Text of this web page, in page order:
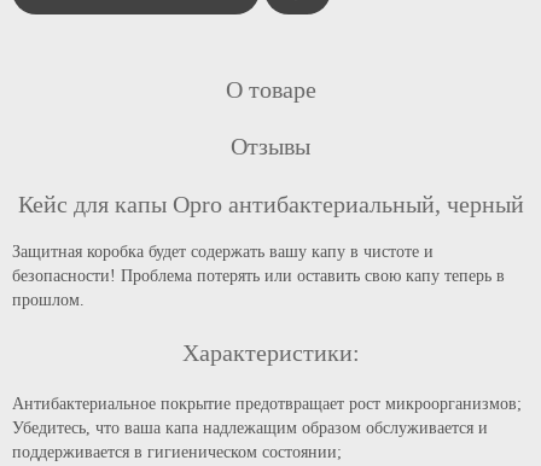
О товаре
Отзывы
Кейс для капы Opro антибактериальный, черный
Защитная коробка будет содержать вашу капу в чистоте и
безопасности! Проблема потерять или оставить свою капу теперь в
прошлом.
Характеристики:
Антибактериальное покрытие предотвращает рост микроорганизмов;
Убедитесь, что ваша капа надлежащим образом обслуживается и
поддерживается в гигиеническом состоянии;